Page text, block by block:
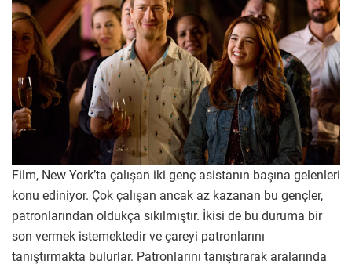
Film, New York’ta çalışan iki genç asistanın başına gelenleri
konu ediniyor. Çok çalışan ancak az kazanan bu gençler,
patronlarından oldukça sıkılmıştır. İkisi de bu duruma bir
son vermek istemektedir ve çareyi patronlarını
tanıştırmakta bulurlar. Patronlarını tanıştırarak aralarında